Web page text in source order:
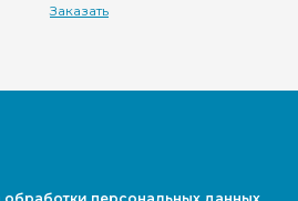
Заказать